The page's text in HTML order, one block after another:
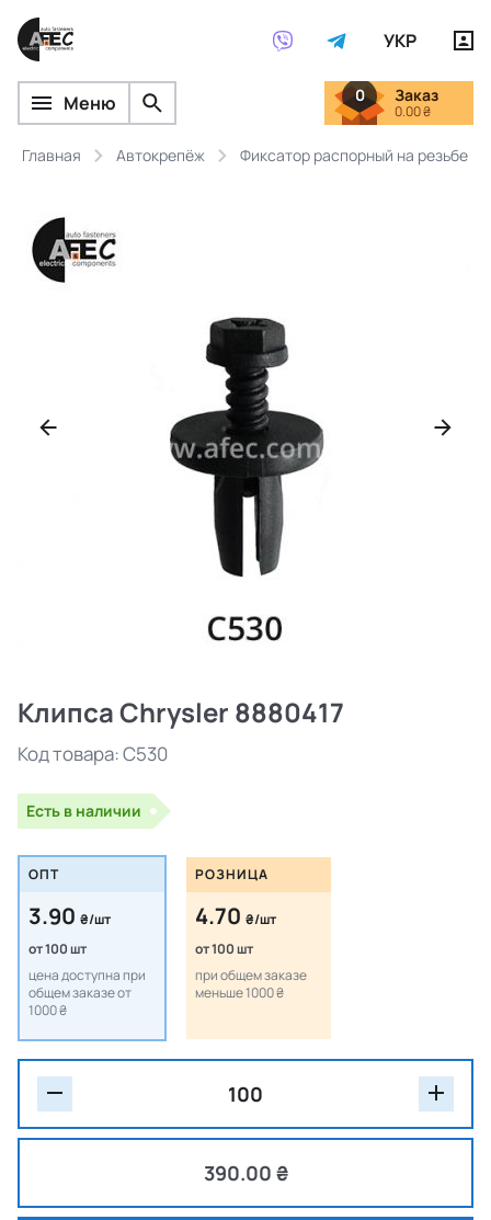
УКР
Меню 0 Заказ
0.00 ₴
Главная Автокрепёж Фиксатор распорный на резьбе
Клипса Chrysler 8880417
Код товара:C530
Есть в наличии
ОПТ
3.90 ₴/шт
от 100 шт
цена доступна при
общем заказе от
1000 ₴
РОЗНИЦА
4.70 ₴/шт
от 100 шт
при общем заказе
меньше 1000 ₴
390.00 ₴